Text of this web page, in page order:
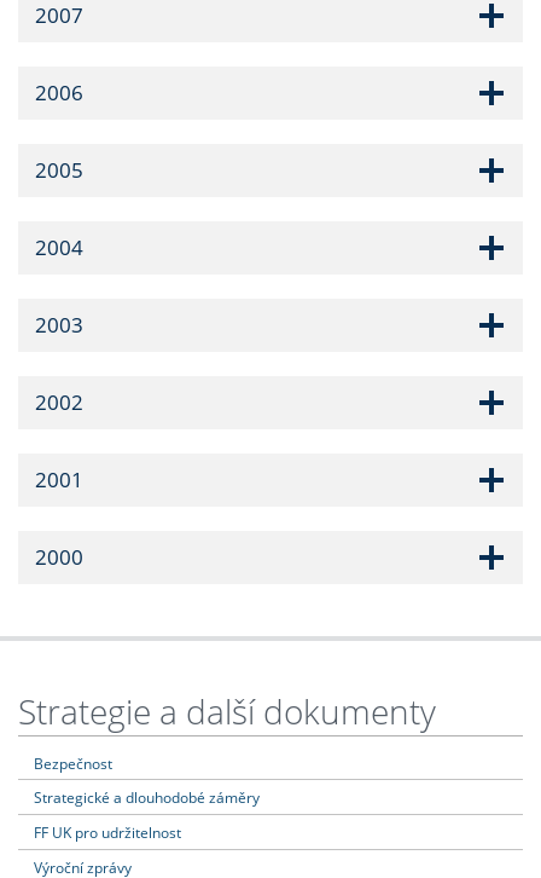
2007
2006
2005
2004
2003
2002
2001
2000
Strategie a další dokumenty
Bezpečnost
Strategické a dlouhodobé záměry
FF UK pro udržitelnost
Výroční zprávy